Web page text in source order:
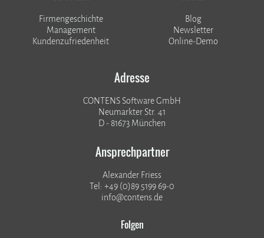
Firmengeschichte
Management
Kundenzufriedenheit
Blog
Newsletter
Online-Demo
Adresse
CONTENS Software GmbH
Neumarkter Str. 41
D - 81673 München
Ansprechpartner
Alexander Friess
Tel: +49 (0)89 5199 69-0
info@contens.de
Folgen